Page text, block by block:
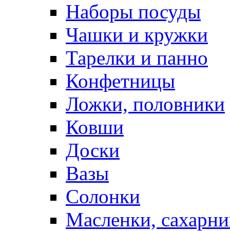
Наборы посуды
Чашки и кружки
Тарелки и панно
Конфетницы
Ложки, половники
Ковши
Доски
Вазы
Солонки
Масленки,